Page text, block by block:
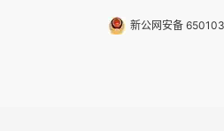
新公网安备